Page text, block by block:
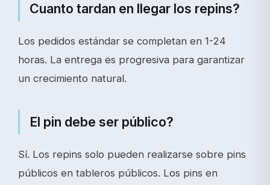
Cuanto tardan en llegar los repins?
Los pedidos estándar se completan en 1-24
horas. La entrega es progresiva para garantizar
un crecimiento natural.
El pin debe ser público?
Sí. Los repins solo pueden realizarse sobre pins
públicos en tableros públicos. Los pins en